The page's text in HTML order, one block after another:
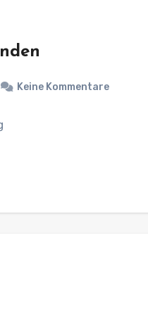
Keine Kommentare